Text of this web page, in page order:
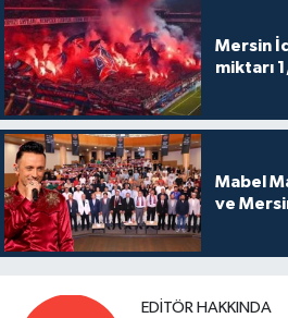
Mersin
miktarı
Mabel
ve
EDITÖR HAKKINDA